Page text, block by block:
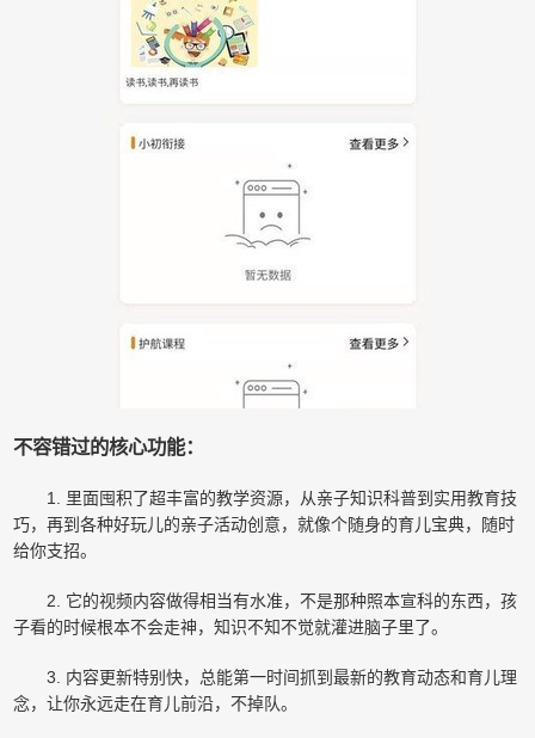
不容错过的核心功能：
1. 里面囤积了超丰富的教学资源，从亲子知识科普到实用教育技
巧，再到各种好玩儿的亲子活动创意，就像个随身的育儿宝典，随时
给你支招。
2. 它的视频内容做得相当有水准，不是那种照本宣科的东西，孩
子看的时候根本不会走神，知识不知不觉就灌进脑子里了。
3. 内容更新特别快，总能第一时间抓到最新的教育动态和育儿理
念，让你永远走在育儿前沿，不掉队。